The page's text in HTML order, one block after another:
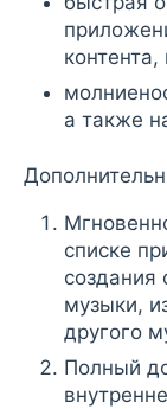
а также
списке
создания
музыки,
другого
Полный